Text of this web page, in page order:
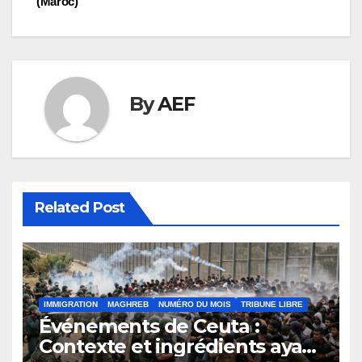
ByAEF
Related Post
IMMIGRATION MAGHREB NUMÉRO DU MOIS TRIBUNE LIBRE
Événements de Ceuta :
Contexte et ingrédients ayant